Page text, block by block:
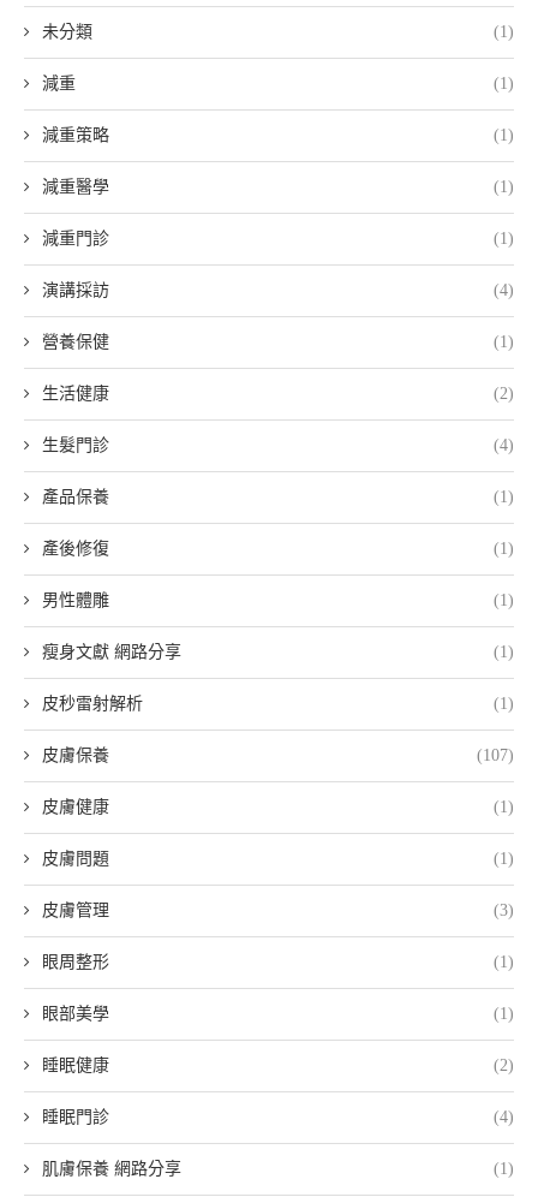
未分類 (1)
減重 (1)
減重策略 (1)
減重醫學 (1)
減重門診 (1)
演講採訪 (4)
營養保健 (1)
生活健康 (2)
生髮門診 (4)
產品保養 (1)
產後修復 (1)
男性體雕 (1)
瘦身文獻 網路分享 (1)
皮秒雷射解析 (1)
皮膚保養 (107)
皮膚健康 (1)
皮膚問題 (1)
皮膚管理 (3)
眼周整形 (1)
眼部美學 (1)
睡眠健康 (2)
睡眠門診 (4)
肌膚保養 網路分享 (1)